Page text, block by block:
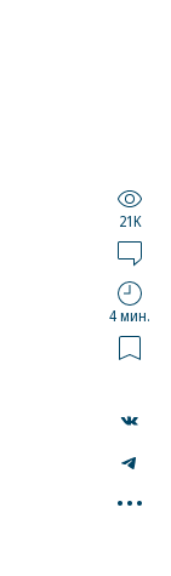
21K
4 мин.
...